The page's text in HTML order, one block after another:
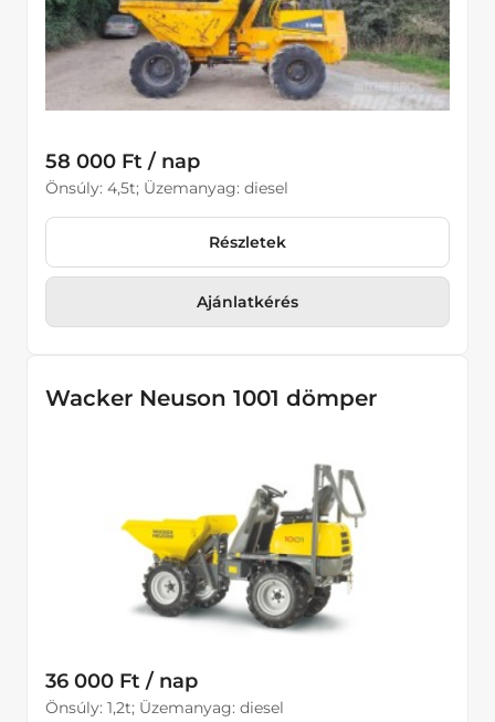
58 000 Ft / nap
Önsúly: 4,5t; Üzemanyag: diesel
Részletek
Ajánlatkérés
Wacker Neuson 1001 dömper
36 000 Ft / nap
Önsúly: 1,2t; Üzemanyag: diesel